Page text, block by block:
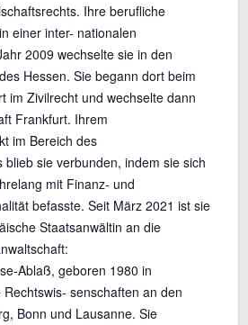
Ihre berufliche
einer inter- nationalen
2009 wechselte sie in den
Hessen. Sie begann dort beim
im Zivilrecht und wechselte dann
Frankfurt. Ihrem
im Bereich des
blieb sie verbunden, indem sie sich
mit Finanz- und
befasste. Seit März 2021 ist sie
Staatsanwältin an die
Ablaß, geboren 1980 in
senschaften an den
Bonn und Lausanne. Sie